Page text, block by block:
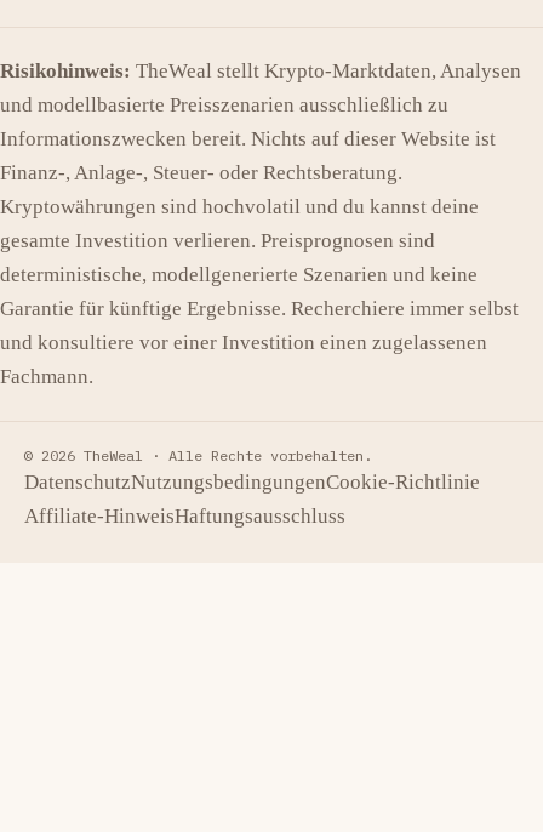
Risikohinweis: TheWeal stellt Krypto-Marktdaten, Analysen
und modellbasierte Preisszenarien ausschließlich zu
Informationszwecken bereit. Nichts auf dieser Website ist
Finanz-, Anlage-, Steuer- oder Rechtsberatung.
Kryptowährungen sind hochvolatil und du kannst deine
gesamte Investition verlieren. Preisprognosen sind
deterministische, modellgenerierte Szenarien und keine
Garantie für künftige Ergebnisse. Recherchiere immer selbst
und konsultiere vor einer Investition einen zugelassenen
Fachmann.
© 2026 TheWeal · Alle Rechte vorbehalten.
DatenschutzNutzungsbedingungenCookie-Richtlinie
Affiliate-HinweisHaftungsausschluss